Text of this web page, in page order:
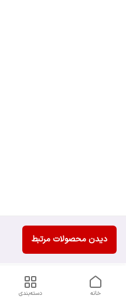
دیدن محصولات مرتبط
دسته‌بندی خانه